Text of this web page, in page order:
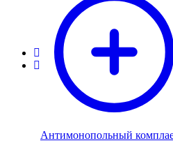
Антимонопольный